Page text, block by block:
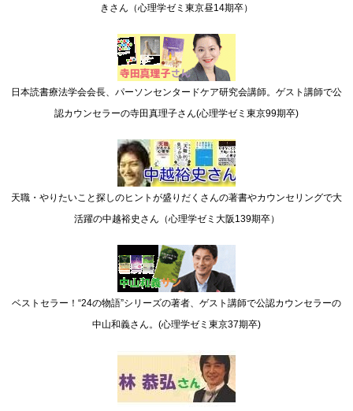
きさん（心理学ゼミ東京昼14期卒）
日本読書療法学会会長、パーソンセンタードケア研究会講師。ゲスト講師で公
認カウンセラーの寺田真理子さん(心理学ゼミ東京99期卒)
天職・やりたいこと探しのヒントが盛りだくさんの著書やカウンセリングで大
活躍の中越裕史さん（心理学ゼミ大阪139期卒）
ベストセラー！“24の物語”シリーズの著者、ゲスト講師で公認カウンセラーの
中山和義さん。(心理学ゼミ東京37期卒)